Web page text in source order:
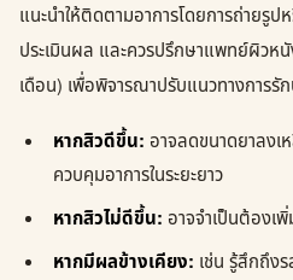
แนะนำให้ติดตามอาการโดยการถ่ายรู
ประเมินผล และควรปรึกษาแพทย์ผิวห
เดือน) เพื่อพิจารณาปรับแนวทางการรั
หากสิวดีขึ้น: อาจลดขนาดยาลง
ควบคุมอาการในระยะยาว
หากสิวไม่ดีขึ้น: อาจจำเป็นต้องเ
หากมีผลข้างเคียง: เช่น รู้สึกถึง